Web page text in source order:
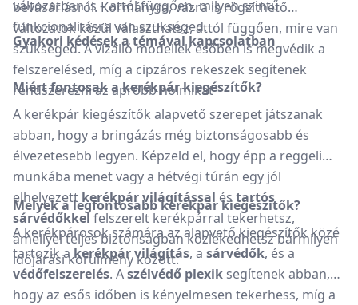
változatban is – attól függően, milyen szintű
funkcionalitásra van szükséged.
bevásárlásról. Kormányra, vázra is rögzíthető
változatok közül választhatsz, attól függően, mire van
szükséged. A vízálló modellek esőben is megvédik a
felszerelésed, míg a cipzáros rekeszek segítenek
rendszerezni az apróbb holmikat
Gyakori kédések a témával kapcsolatban
Miért fontosak a kerékpár kiegészítők?
A kerékpár kiegészítők alapvető szerepet játszanak
abban, hogy a bringázás még biztonságosabb és
élvezetesebb legyen. Képzeld el, hogy épp a reggeli
munkába menet vagy a hétvégi túrán egy jól
elhelyezett kerékpár világítással éstartós
sárvédőkkelfelszerelt kerékpárral tekerhetsz,
amellyel teljes biztonságban közlekedhetsz bármilyen
időjárási körülmény között.
Melyek a legfontosabb kerékpár kiegészítők?
A kerékpárosok számára az alapvető kiegészítők közé
tartozik akerékpár világítás, a sárvédők, és a
védőfelszerelés. Aszélvédő plexik segítenek abban,
hogy az esős időben is kényelmesen tekerhess, míg a